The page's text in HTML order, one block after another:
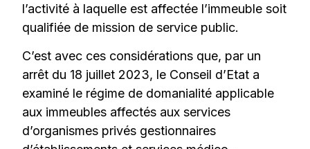
l’activité à laquelle est affectée l’immeuble soit
qualifiée de mission de service public.
C’est avec ces considérations que, par un
arrêt du 18 juillet 2023, le Conseil d’Etat a
examiné le régime de domanialité applicable
aux immeubles affectés aux services
d’organismes privés gestionnaires